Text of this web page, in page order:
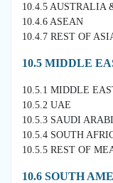
10.4.5 AUSTRALIA
10.4.6 ASEAN
10.4.7 REST OF
10.5 MIDDLE
10.5.1 MIDDLE
10.5.2 UAE
10.5.3 SAUDI
10.5.4 SOUTH
10.5.5 REST OF
10.6 SOUTH